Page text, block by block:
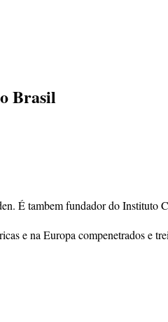
Brasil
É tambem fundador do
e na Europa compenetrados e